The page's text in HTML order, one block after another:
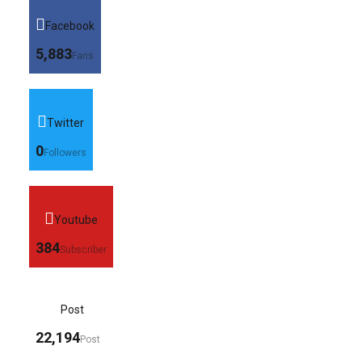
Facebook
5,883Fans
Twitter
0Followers
Youtube
384Subscriber
Post
22,194Post